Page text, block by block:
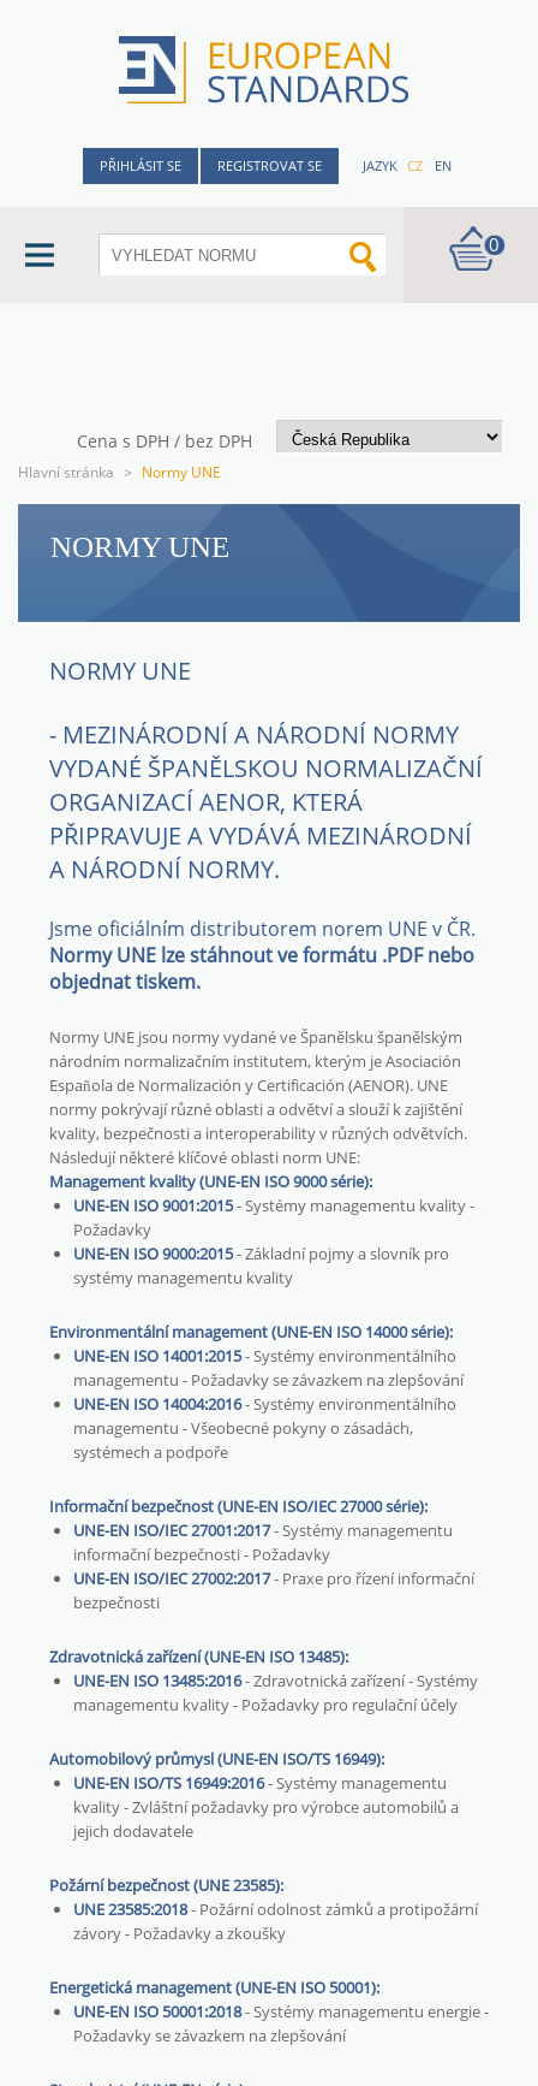
PŘIHLÁSIT SE REGISTROVAT SE JAZYK CZ EN
0
Cena s DPH / bez DPH
Hlavní stránka > Normy UNE
NORMY UNE
NORMY UNE
- MEZINÁRODNÍ A NÁRODNÍ NORMY
VYDANÉ ŠPANĚLSKOU NORMALIZAČNÍ
ORGANIZACÍ AENOR, KTERÁ
PŘIPRAVUJE A VYDÁVÁ MEZINÁRODNÍ
A NÁRODNÍ NORMY.
Jsme oficiálním distributorem norem UNE v ČR.
Normy UNE lze stáhnout ve formátu .PDF nebo
objednat tiskem.
Normy UNE jsou normy vydané ve Španělsku španělským
národním normalizačním institutem, kterým je Asociación
Española de Normalización y Certificación (AENOR). UNE
normy pokrývají různé oblasti a odvětví a slouží k zajištění
kvality, bezpečnosti a interoperability v různých odvětvích.
Následují některé klíčové oblasti norm UNE:
Management kvality (UNE-EN ISO 9000 série):
UNE-EN ISO 9001:2015- Systémy managementu kvality -
Požadavky
UNE-EN ISO 9000:2015- Základní pojmy a slovník pro
systémy managementu kvality
Environmentální management (UNE-EN ISO 14000 série):
UNE-EN ISO 14001:2015- Systémy environmentálního
managementu - Požadavky se závazkem na zlepšování
UNE-EN ISO 14004:2016- Systémy environmentálního
managementu - Všeobecné pokyny o zásadách,
systémech a podpoře
Informační bezpečnost (UNE-EN ISO/IEC 27000 série):
UNE-EN ISO/IEC 27001:2017- Systémy managementu
informační bezpečnosti - Požadavky
UNE-EN ISO/IEC 27002:2017- Praxe pro řízení informační
bezpečnosti
Zdravotnická zařízení (UNE-EN ISO 13485):
UNE-EN ISO 13485:2016- Zdravotnická zařízení - Systémy
managementu kvality - Požadavky pro regulační účely
Automobilový průmysl (UNE-EN ISO/TS 16949):
UNE-EN ISO/TS 16949:2016- Systémy managementu
kvality - Zvláštní požadavky pro výrobce automobilů a
jejich dodavatele
Požární bezpečnost (UNE 23585):
UNE 23585:2018- Požární odolnost zámků a protipožární
závory - Požadavky a zkoušky
Energetická management (UNE-EN ISO 50001):
UNE-EN ISO 50001:2018- Systémy managementu energie -
Požadavky se závazkem na zlepšování